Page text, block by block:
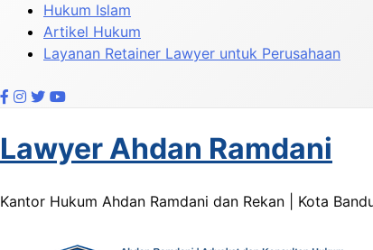
Hukum Islam
Artikel Hukum
Layanan Retainer Lawyer untuk Perusahaan
Lawyer Ahdan Ramdani
Kantor Hukum Ahdan Ramdani dan Rekan | Kota